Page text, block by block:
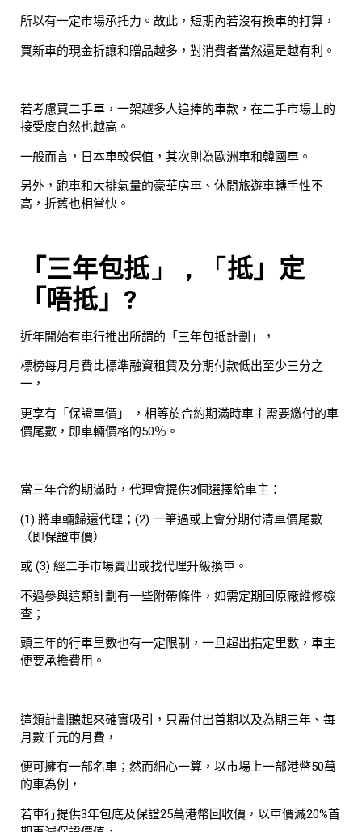
所以有一定市場承托力。故此，短期內若沒有換車的打算，
買新車的現金折讓和贈品越多，對消費者當然還是越有利。
若考慮買二手車，一架越多人追捧的車款，在二手市場上的
接受度自然也越高。
一般而言，日本車較保值，其次則為歐洲車和韓國車。
另外，跑車和大排氣量的豪華房車、休閒旅遊車轉手性不
高，折舊也相當快。
「三年包抵 」，「抵」定
「唔抵」?
近年開始有車行推出所謂的「三年包抵計劃」，
標榜每月月費比標準融資租賃及分期付款低出至少三分之
一，
更享有「保證車價」 ，相等於合約期滿時車主需要繳付的車
價尾數，即車輛價格的50％。
當三年合約期滿時，代理會提供3個選擇給車主：
(1) 將車輛歸還代理；(2) 一筆過或上會分期付清車價尾數
（即保證車價）
或 (3) 經二手市場賣出或找代理升級換車。
不過參與這類計劃有一些附帶條件，如需定期回原廠維修檢
查；
頭三年的行車里數也有一定限制，一旦超出指定里數，車主
便要承擔費用。
這類計劃聽起來確實吸引，只需付出首期以及為期三年、每
月數千元的月費，
便可擁有一部名車；然而細心一算，以市場上一部港幣50萬
的車為例，
若車行提供3年包底及保證25萬港幣回收價，以車價減20%首